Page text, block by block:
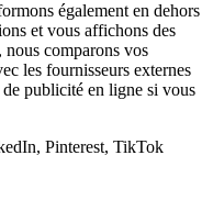
également en dehors
et vous affichons des
comparons vos
les fournisseurs externes
publicité en ligne si vous
Pinterest, TikTok